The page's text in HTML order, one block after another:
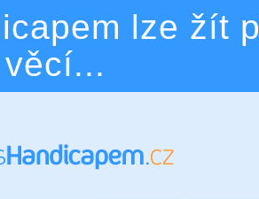
lze žít